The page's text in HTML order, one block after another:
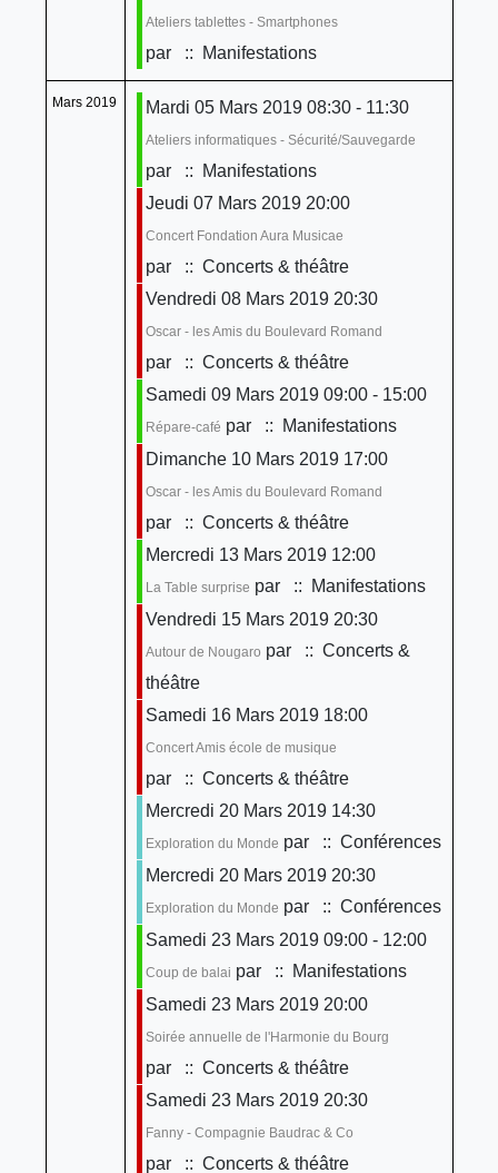
Ateliers tablettes - Smartphones
par :: Manifestations
Mars 2019 Mardi 05 Mars 2019 08:30 - 11:30
Ateliers informatiques - Sécurité/Sauvegarde
par
:: Manifestations
Jeudi 07 Mars 2019 20:00
Concert Fondation Aura Musicae
par
:: Concerts & théâtre
Vendredi 08 Mars 2019 20:30
Oscar - les Amis du Boulevard Romand
par
:: Concerts & théâtre
Samedi 09 Mars 2019 09:00 - 15:00
Répare-café par
:: Manifestations
Dimanche 10 Mars 2019 17:00
Oscar - les Amis du Boulevard Romand
par
:: Concerts & théâtre
Mercredi 13 Mars 2019 12:00
La Table surprise par
:: Manifestations
Vendredi 15 Mars 2019 20:30
Autour de Nougaro par
:: Concerts &
théâtre
Samedi 16 Mars 2019 18:00
Concert Amis école de musique
par
:: Concerts & théâtre
Mercredi 20 Mars 2019 14:30
Exploration du Monde par
:: Conférences
Mercredi 20 Mars 2019 20:30
Exploration du Monde par
:: Conférences
Samedi 23 Mars 2019 09:00 - 12:00
Coup de balai par
:: Manifestations
Samedi 23 Mars 2019 20:00
Soirée annuelle de l'Harmonie du Bourg
par
:: Concerts & théâtre
Samedi 23 Mars 2019 20:30
Fanny - Compagnie Baudrac & Co
par :: Concerts & théâtre